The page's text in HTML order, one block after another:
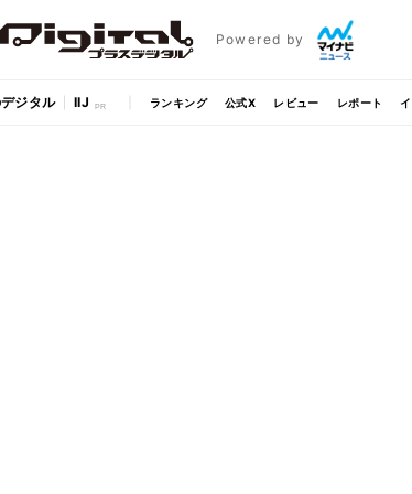
Powered by
ジタル IIJ ランキング 公式X レビュー レポート